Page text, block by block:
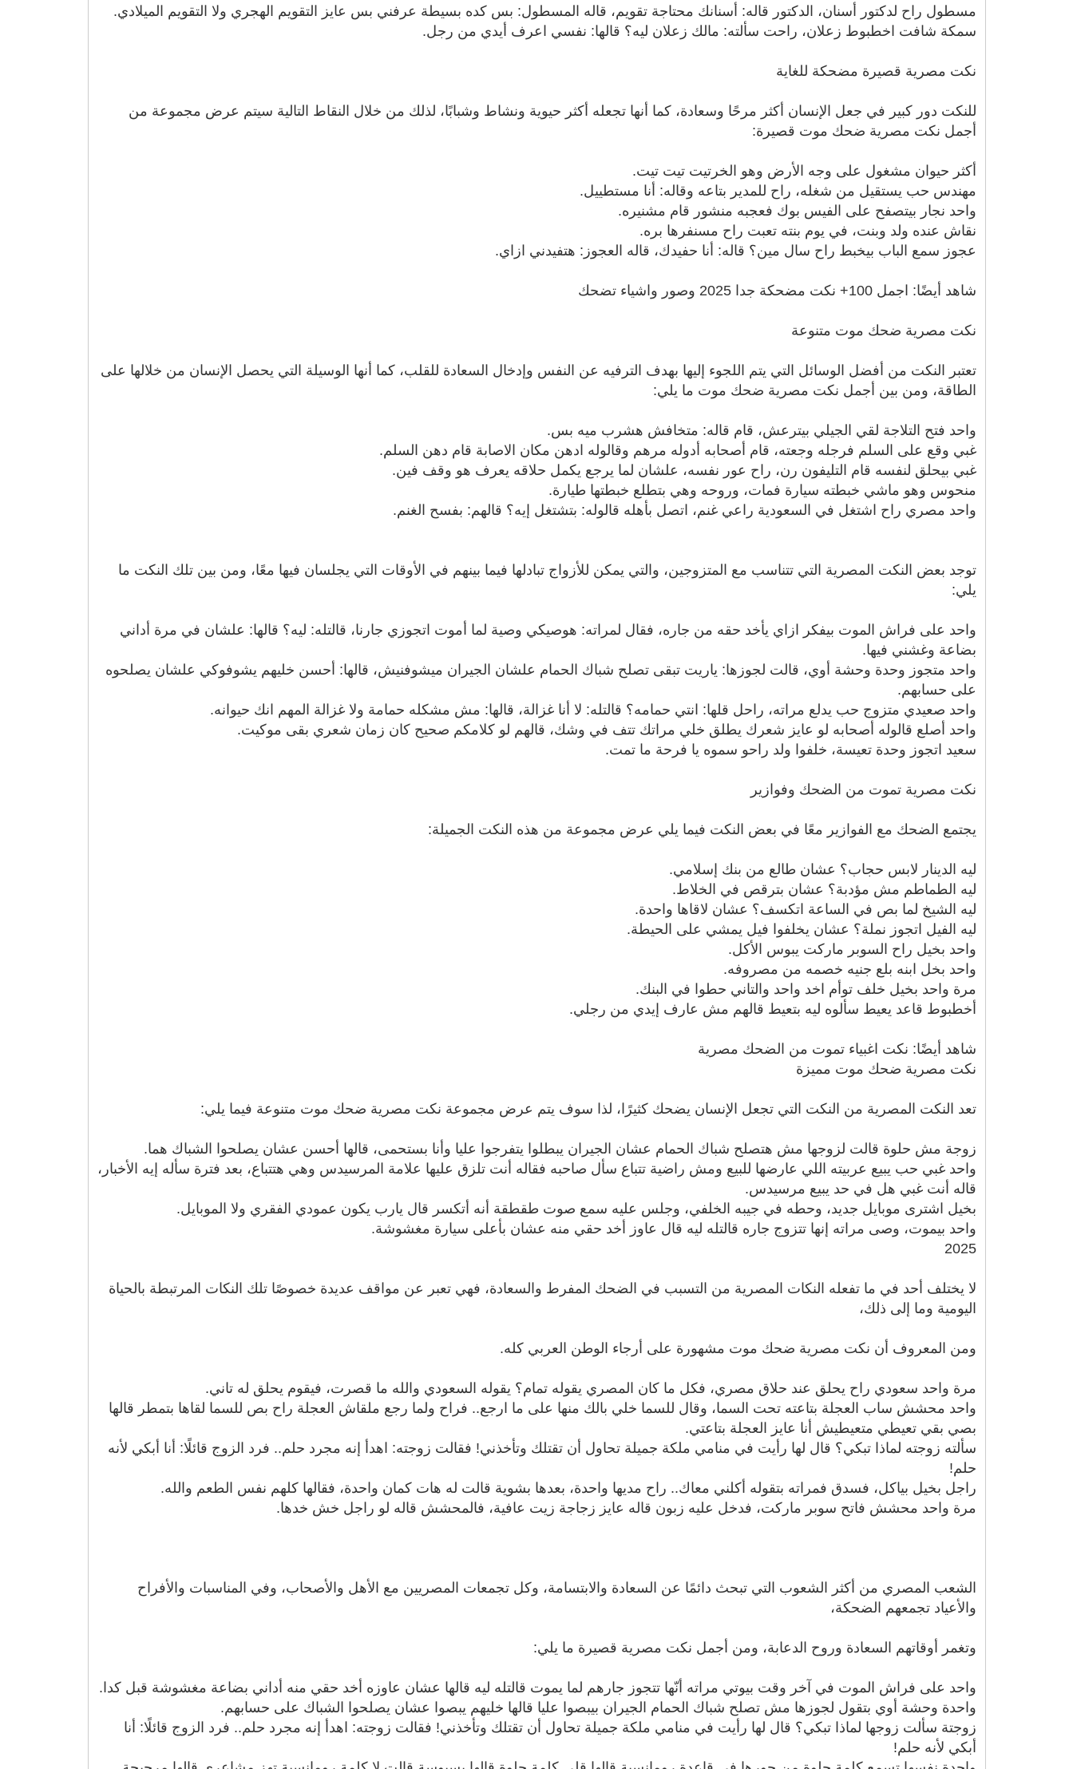
مسطول راح لدكتور أسنان، الدكتور قاله: أسنانك محتاجة تقويم، قاله المسطول: بس كده بسيطة عرفني بس عايز التقويم الهجري ولا التقويم الميلادي.
سمكة شافت اخطبوط زعلان، راحت سألته: مالك زعلان ليه؟ قالها: نفسي اعرف أيدي من رجل.
نكت مصرية قصيرة مضحكة للغاية
للنكت دور كبير في جعل الإنسان أكثر مرحًا وسعادة، كما أنها تجعله أكثر حيوية ونشاط وشبابًا، لذلك من خلال النقاط التالية سيتم عرض مجموعة من
أجمل نكت مصرية ضحك موت قصيرة:
أكثر حيوان مشغول على وجه الأرض وهو الخرتيت تيت تيت.
مهندس حب يستقيل من شغله، راح للمدير بتاعه وقاله: أنا مستطييل.
واحد نجار بيتصفح على الفيس بوك فعجبه منشور قام مشنيره.
نقاش عنده ولد وبنت، في يوم بنته تعبت راح مسنفرها بره.
عجوز سمع الباب بيخبط راح سال مين؟ قاله: أنا حفيدك، قاله العجوز: هتفيدني ازاي.
شاهد أيضًا: اجمل 100+ نكت مضحكة جدا 2025 وصور واشياء تضحك
نكت مصرية ضحك موت متنوعة
تعتبر النكت من أفضل الوسائل التي يتم اللجوء إليها بهدف الترفيه عن النفس وإدخال السعادة للقلب، كما أنها الوسيلة التي يحصل الإنسان من خلالها على
الطاقة، ومن بين أجمل نكت مصرية ضحك موت ما يلي:
واحد فتح التلاجة لقي الجيلي بيترعش، قام قاله: متخافش هشرب ميه بس.
غبي وقع على السلم فرجله وجعته، قام أصحابه أدوله مرهم وقالوله ادهن مكان الاصابة قام دهن السلم.
غبي بيحلق لنفسه قام التليفون رن، راح عور نفسه، علشان لما يرجع يكمل حلاقه يعرف هو وقف فين.
منحوس وهو ماشي خبطته سيارة فمات، وروحه وهي بتطلع خبطتها طيارة.
واحد مصري راح اشتغل في السعودية راعي غنم، اتصل بأهله قالوله: بتشتغل إيه؟ قالهم: بفسح الغنم.
توجد بعض النكت المصرية التي تتناسب مع المتزوجين، والتي يمكن للأزواج تبادلها فيما بينهم في الأوقات التي يجلسان فيها معًا، ومن بين تلك النكت ما
يلي:
واحد على فراش الموت بيفكر ازاي يأخد حقه من جاره، فقال لمراته: هوصيكي وصية لما أموت اتجوزي جارنا، قالتله: ليه؟ قالها: علشان في مرة أداني
بضاعة وغشني فيها.
واحد متجوز وحدة وحشة أوي، قالت لجوزها: ياريت تبقى تصلح شباك الحمام علشان الجيران ميشوفنيش، قالها: أحسن خليهم يشوفوكي علشان يصلحوه
على حسابهم.
واحد صعيدي متزوج حب يدلع مراته، راحل قلها: انتي حمامه؟ قالتله: لا أنا غزالة، قالها: مش مشكله حمامة ولا غزالة المهم انك حيوانه.
واحد أصلع قالوله أصحابه لو عايز شعرك يطلق خلي مراتك تتف في وشك، قالهم لو كلامكم صحيح كان زمان شعري بقى موكيت.
سعيد اتجوز وحدة تعيسة، خلفوا ولد راحو سموه يا فرحة ما تمت.
نكت مصرية تموت من الضحك وفوازير
يجتمع الضحك مع الفوازير معًا في بعض النكت فيما يلي عرض مجموعة من هذه النكت الجميلة:
ليه الدينار لابس حجاب؟ عشان طالع من بنك إسلامي.
ليه الطماطم مش مؤدبة؟ عشان بترقص في الخلاط.
ليه الشيخ لما بص في الساعة اتكسف؟ عشان لاقاها واحدة.
ليه الفيل اتجوز نملة؟ عشان يخلفوا فيل يمشي على الحيطة.
واحد بخيل راح السوبر ماركت يبوس الأكل.
واحد بخل ابنه بلع جنيه خصمه من مصروفه.
مرة واحد بخيل خلف توأم اخد واحد والتاني حطوا في البنك.
أخطبوط قاعد يعيط سألوه ليه بتعيط قالهم مش عارف إيدي من رجلي.
شاهد أيضًا: نكت اغبياء تموت من الضحك مصرية
نكت مصرية ضحك موت مميزة
تعد النكت المصرية من النكت التي تجعل الإنسان يضحك كثيرًا، لذا سوف يتم عرض مجموعة نكت مصرية ضحك موت متنوعة فيما يلي:
زوجة مش حلوة قالت لزوجها مش هتصلح شباك الحمام عشان الجيران يبطلوا يتفرجوا عليا وأنا بستحمى، قالها أحسن عشان يصلحوا الشباك هما.
واحد غبي حب يبيع عربيته اللي عارضها للبيع ومش راضية تتباع سأل صاحبه فقاله أنت تلزق عليها علامة المرسيدس وهي هتتباع، بعد فترة سأله إيه الأخبار،
قاله أنت غبي هل في حد يبيع مرسيدس.
بخيل اشترى موبايل جديد، وحطه في جيبه الخلفي، وجلس عليه سمع صوت طقطقة أنه أتكسر قال يارب يكون عمودي الفقري ولا الموبايل.
واحد بيموت، وصى مراته إنها تتزوج جاره قالتله ليه قال عاوز أخد حقي منه عشان بأعلى سيارة مغشوشة.
2025
لا يختلف أحد في ما تفعله النكات المصرية من التسبب في الضحك المفرط والسعادة، فهي تعبر عن مواقف عديدة خصوصًا تلك النكات المرتبطة بالحياة
اليومية وما إلى ذلك،
ومن المعروف أن نكت مصرية ضحك موت مشهورة على أرجاء الوطن العربي كله.
مرة واحد سعودي راح يحلق عند حلاق مصري، فكل ما كان المصري يقوله تمام؟ يقوله السعودي والله ما قصرت، فيقوم يحلق له تاني.
واحد محشش ساب العجلة بتاعته تحت السما، وقال للسما خلي بالك منها على ما ارجع.. فراح ولما رجع ملقاش العجلة راح بص للسما لقاها بتمطر قالها
بصي بقي تعيطي متعيطيش أنا عايز العجلة بتاعتي.
سألته زوجته لماذا تبكي؟ قال لها رأيت في منامي ملكة جميلة تحاول أن تقتلك وتأخذني! فقالت زوجته: اهدأ إنه مجرد حلم.. فرد الزوج قائلًا: أنا أبكي لأنه
حلم!
راجل بخيل بياكل، فسدق فمراته بتقوله أكلني معاك.. راح مديها واحدة، بعدها بشوية قالت له هات كمان واحدة، فقالها كلهم نفس الطعم والله.
مرة واحد محشش فاتح سوبر ماركت، فدخل عليه زبون قاله عايز زجاجة زيت عافية، فالمحشش قاله لو راجل خش خدها.
الشعب المصري من أكثر الشعوب التي تبحث دائمًا عن السعادة والابتسامة، وكل تجمعات المصريين مع الأهل والأصحاب، وفي المناسبات والأفراح
والأعياد تجمعهم الضحكة،
وتغمر أوقاتهم السعادة وروح الدعابة، ومن أجمل نكت مصرية قصيرة ما يلي:
واحد على فراش الموت في آخر وقت بيوتي مراته أنّها تتجوز جارهم لما يموت قالتله ليه قالها عشان عاوزه أخد حقي منه أداني بضاعة مغشوشة قبل كدا.
واحدة وحشة أوي بتقول لجوزها مش تصلح شباك الحمام الجيران بيبصوا عليا قالها خليهم يبصوا عشان يصلحوا الشباك على حسابهم.
زوجتة سألت زوجها لماذا تبكي؟ قال لها رأيت في منامي ملكة جميلة تحاول أن تقتلك وتأخذني! فقالت زوجته: اهدأ إنه مجرد حلم.. فرد الزوج قائلًا: أنا
أبكي لأنه حلم!